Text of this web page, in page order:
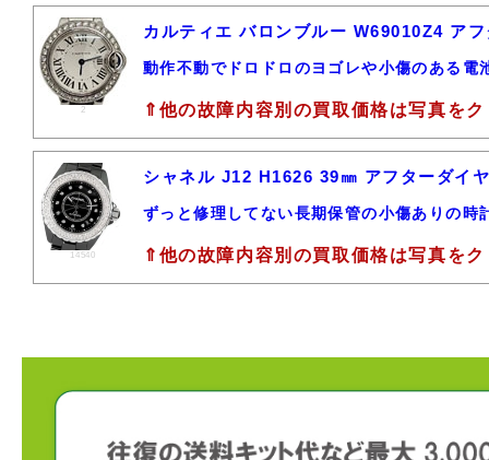
2
カルティエ バロンブルー W69010Z4 ア
動作不動でドロドロのヨゴレや小傷のある電
⇑他の故障内容別の買取価格は写真を
14540
シャネル J12 H1626 39㎜ アフターダイ
ずっと修理してない長期保管の小傷ありの時
⇑他の故障内容別の買取価格は写真を